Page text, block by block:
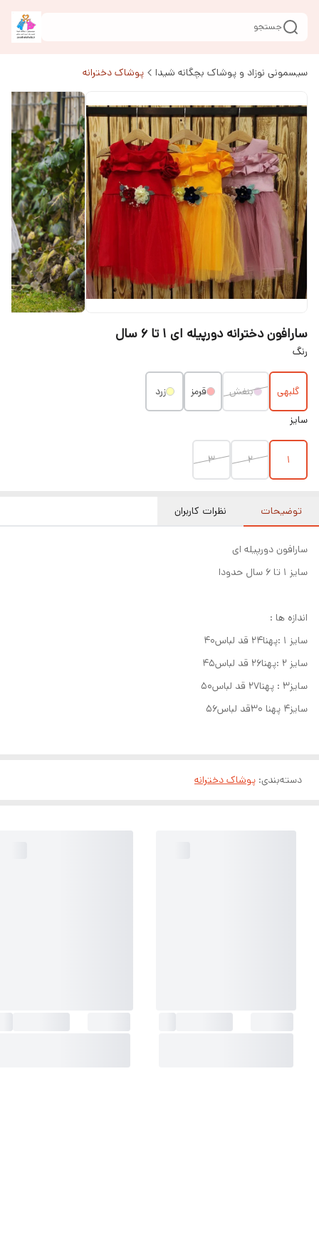
جستجو
سیسمونی نوزاد و پوشاک بچگانه شیدا پوشاک دخترانه
سارافون دخترانه دورپیله ای ۱ تا ۶ سال
رنگ
گلبهی بنفش قرمز
زرد
سایز
1
2 ۳
توضیحات نظرات کاربران
سارافون دورپیله ای
سایز ۱ تا ۶ سال حدودا
اندازه ها :
سایز ۱ :پهنا۲۴ قد لباس۴۰
سایز ۲ :پهنا۲۶ قد لباس۴۵
سایز۳ : پهنا۲۷ قد لباس۵۰
سایز۴ پهنا ۳۰قد لباس۵۶
دسته‌بندی: پوشاک دخترانه